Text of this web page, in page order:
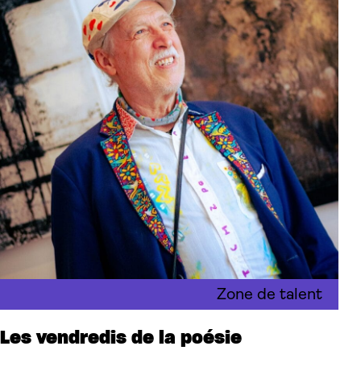
Zone de talent
Les vendredis de la poésie